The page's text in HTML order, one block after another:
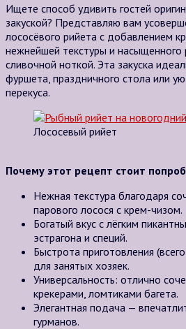
Ищете способ удивить гостей
закуской? Представляю вам
лососёвого рийета с добавлением
нежнейшей текстуры и насыщенного
сливочной ноткой. Эта закуска
фуршета, праздничного стола или
перекуса.
Лососевый рийет
Почему этот рецепт стоит
Нежная текстура благодаря
парового лосося с крем-чизом.
Богатый вкус с лёгким
эстрагона и специй.
Быстрота приготовления
для занятых хозяек.
Универсальность: отлично
крекерами, ломтиками багета.
Элегантная подача —
гурманов.